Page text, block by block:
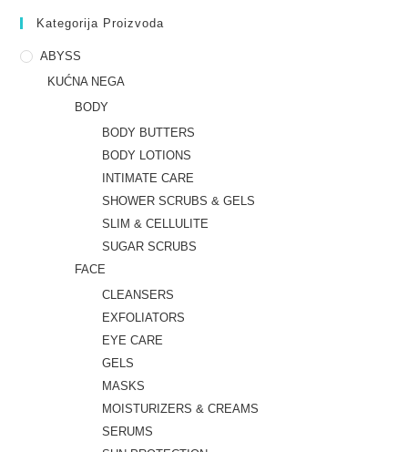
Kategorija Proizvoda
ABYSS
KUĆNA NEGA
BODY
BODY BUTTERS
BODY LOTIONS
INTIMATE CARE
SHOWER SCRUBS & GELS
SLIM & CELLULITE
SUGAR SCRUBS
FACE
CLEANSERS
EXFOLIATORS
EYE CARE
GELS
MASKS
MOISTURIZERS & CREAMS
SERUMS